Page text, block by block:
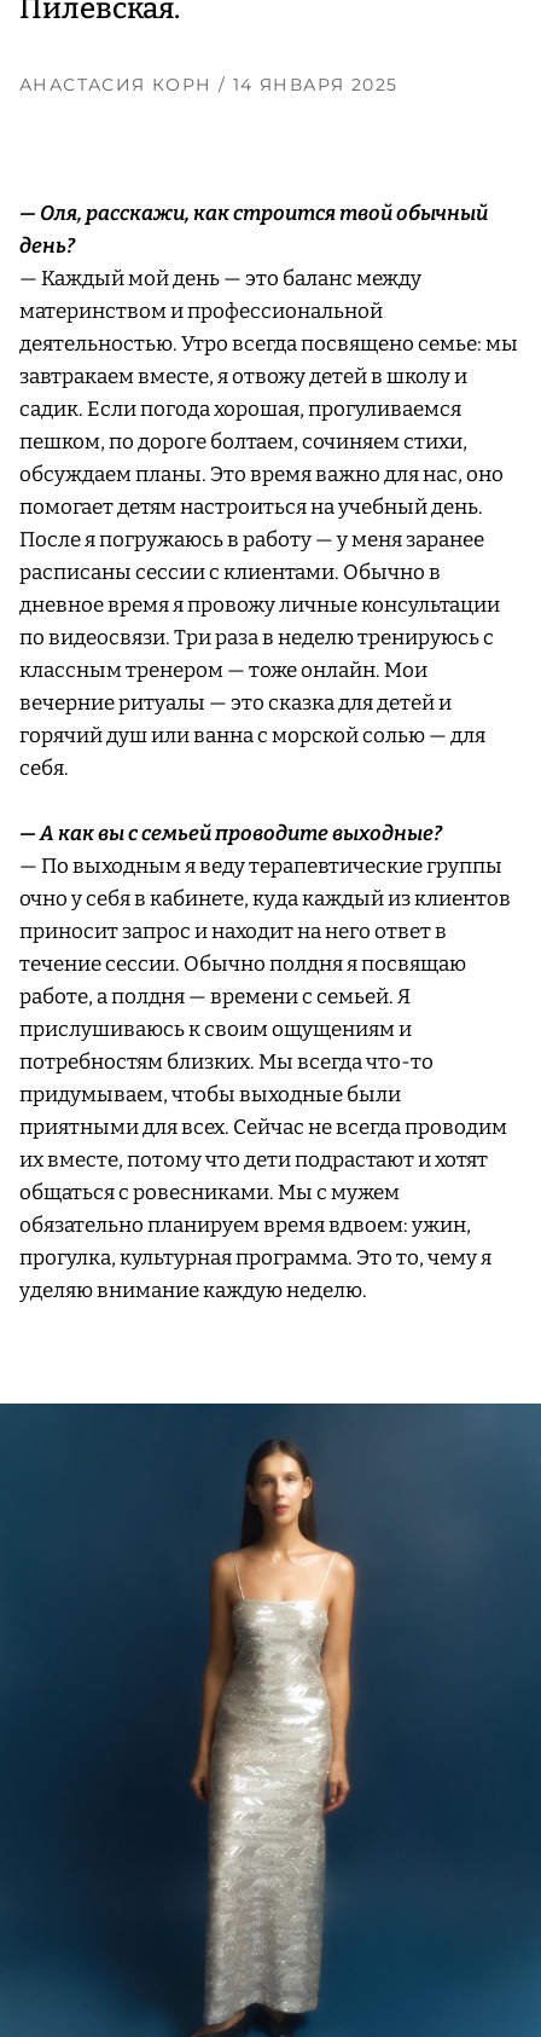
Пилевская.
АНАСТАСИЯ КОРН / 14 ЯНВАРЯ 2025
— Оля, расскажи, как строится твой обычный
день?
— Каждый мой день — это баланс между
материнством и профессиональной
деятельностью. Утро всегда посвящено семье: мы
завтракаем вместе, я отвожу детей в школу и
садик. Если погода хорошая, прогуливаемся
пешком, по дороге болтаем, сочиняем стихи,
обсуждаем планы. Это время важно для нас, оно
помогает детям настроиться на учебный день.
После я погружаюсь в работу — у меня заранее
расписаны сессии с клиентами. Обычно в
дневное время я провожу личные консультации
по видеосвязи. Три раза в неделю тренируюсь с
классным тренером — тоже онлайн. Мои
вечерние ритуалы — это сказка для детей и
горячий душ или ванна с морской солью — для
себя.
— А как вы с семьей проводите выходные?
— По выходным я веду терапевтические группы
очно у себя в кабинете, куда каждый из клиентов
приносит запрос и находит на него ответ в
течение сессии. Обычно полдня я посвящаю
работе, а полдня — времени с семьей. Я
прислушиваюсь к своим ощущениям и
потребностям близких. Мы всегда что-то
придумываем, чтобы выходные были
приятными для всех. Сейчас не всегда проводим
их вместе, потому что дети подрастают и хотят
общаться с ровесниками. Мы с мужем
обязательно планируем время вдвоем: ужин,
прогулка, культурная программа. Это то, чему я
уделяю внимание каждую неделю.